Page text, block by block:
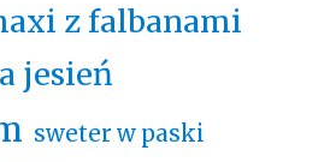
z falbanami
jesień
sweter w paski